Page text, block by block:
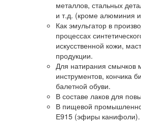
металлов, стальных
и т.д. (кроме алюминия
Как эмульгатор в
процессах
искусственной кожи,
продукции.
Для натирания смычков
инструментов, кончика
балетной обуви.
В составе лаков для
В пищевой
Е915 (эфиры канифоли).